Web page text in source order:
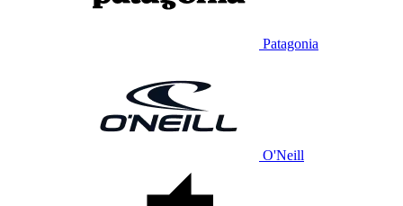
Patagonia
O'Neill